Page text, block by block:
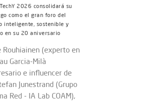
2026 consolidará su
como el gran foro del
inteligente, sostenible y
en su 20 aniversario
Rouhiainen (experto en
Garcia-Milà
e influencer de
Junestrand (Grupo
Red - IA Lab COAM),